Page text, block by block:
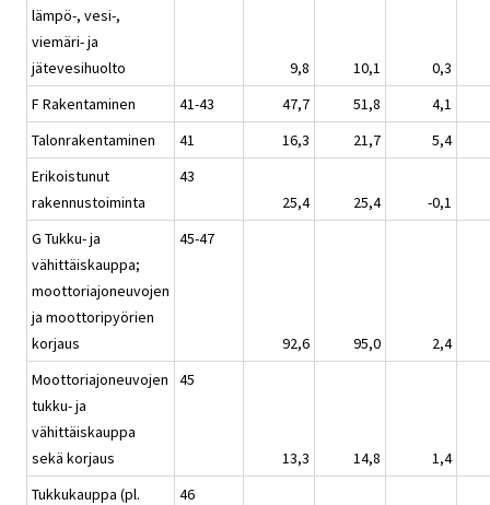
lämpö-, vesi-,
viemäri- ja
jätevesihuolto
9,8 10,1
0,3
F Rakentaminen
41-43 47,7 51,8
4,1
Talonrakentaminen
41 16,3 21,7
5,4
Erikoistunut
rakennustoiminta
43
25,4
25,4
-0,1
G Tukku- ja
vähittäiskauppa;
moottoriajoneuvojen
ja moottoripyörien
korjaus
45-47
92,6 95,0
2,4
Moottoriajoneuvojen
tukku- ja
vähittäiskauppa
sekä korjaus
45
13,3 14,8
1,4
Tukkukauppa (pl.
46